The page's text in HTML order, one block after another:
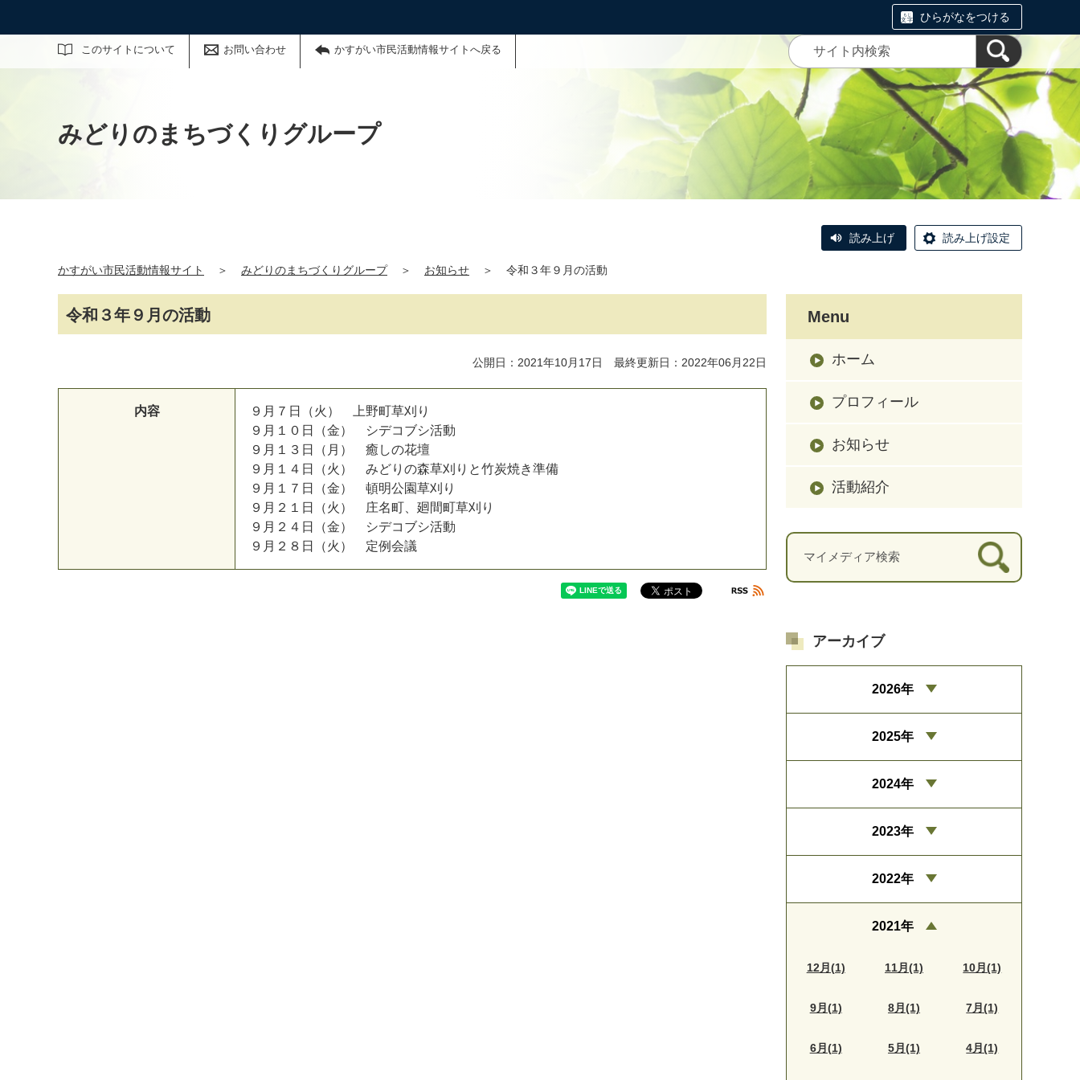
ひらがなをつける
このサイトについて お問い合わせ かすがい市民活動情報サイトへ戻る
サイト内検索
みどりのまちづくりグループ
読み上げ 読み上げ設定
かすがい市民活動情報サイト ＞ みどりのまちづくりグループ ＞ お知らせ ＞ 令和３年９月の活動
令和３年９月の活動
公開日：2021年10月17日 最終更新日：2022年06月22日
内容 ９ 月 ７ 日 （火 ） 上野町草刈 り
９ 月 １ ０ 日 （金） シデコ ブシ活動
９ 月 １ ３ 日 （ 月 ） 癒 しの花壇
９ 月 １ ４ 日 （火 ） みどり の森草刈 り と竹炭焼き準備
９ 月 １ ７ 日 （金） 頓明公園草刈 り
９ 月 ２ １ 日 （火 ） 庄名町 廻 間町草刈 り
９ 月 ２ ４ 日 （金） シデコ ブシ活動
９ 月 ２ ８ 日 （火 ） 定例会議
Menu
ホーム
プロフィール
お知らせ
活動紹介
アーカイブ
2026年
2025年
2024年
2023年
2022年
2021年
12月(1) 11月(1) 10月(1)
9月(1) 8月(1) 7月(1)
6月(1) 5月(1) 4月(1)